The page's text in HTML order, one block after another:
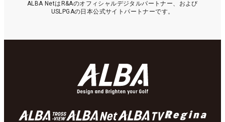
ALBA NetはR&Aのオフィシャルデジタルパートナー、および
USLPGAの日本公式サイトパートナーです。